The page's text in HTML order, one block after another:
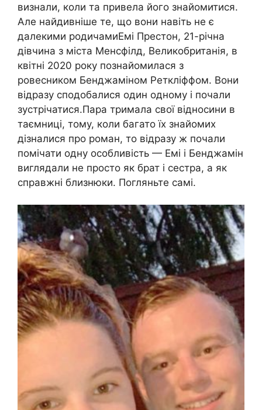
визнали, коли та привела його знайомитися.
Але найдивніше те, що вони навіть не є
далекими родичамиЕмі Престон, 21-річна
дівчина з міста Менсфілд, Великобританія, в
квітні 2020 року познайомилася з
ровесником Бенджаміном Реткліффом. Вони
відразу сподобалися один одному і почали
зустрічатися.Пара тримала свої відносини в
таємниці, тому, коли багато їх знайомих
дізналися про роман, то відразу ж почали
помічати одну особливість — Емі і Бенджамін
виглядали не просто як брат і сестра, а як
справжні близнюки. Погляньте самі.